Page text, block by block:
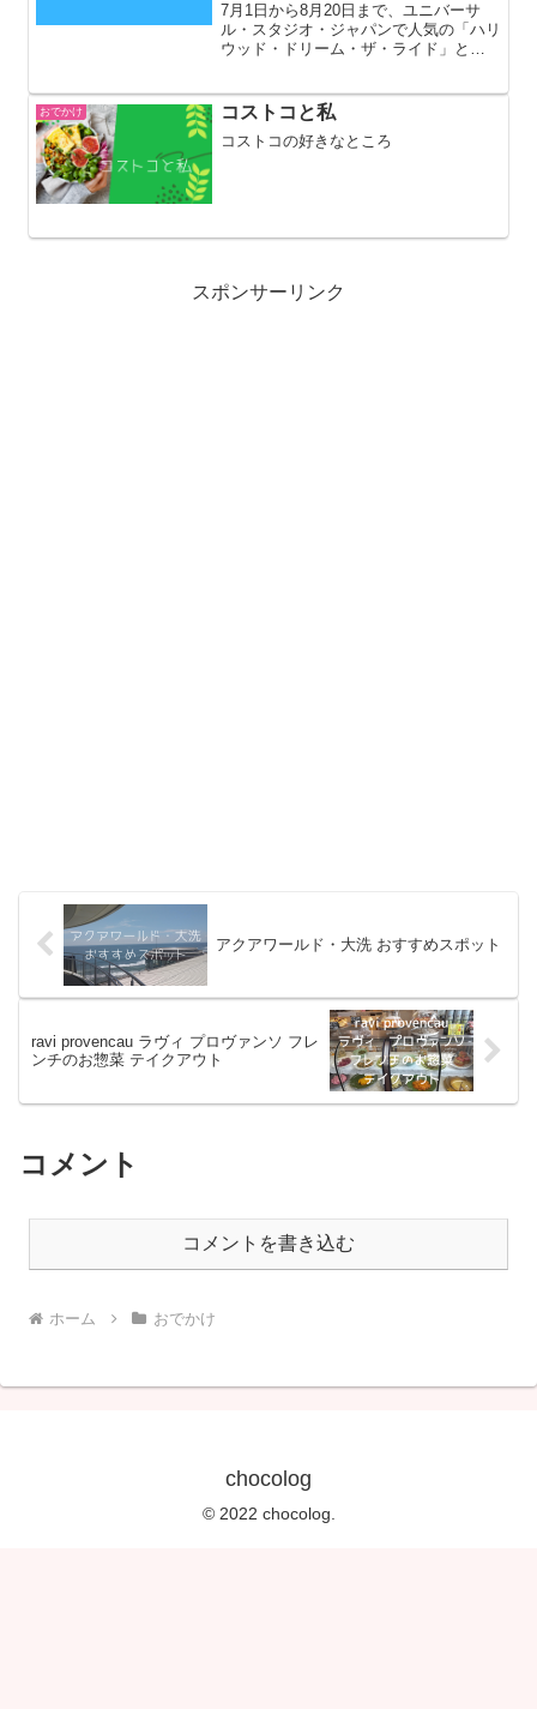
7月1日から8月20日まで、ユニバーサ
ル・スタジオ・ジャパンで人気の「ハリ
ウッド・ドリーム・ザ・ライド」と
ドリーム・ザ・ライド』が開催されま
す。『HY...
おでかけ コストコと私
コストコの好きなところ
スポンサーリンク
アクアワールド・大洗 おすすめスポット
ravi provencau ラヴィ プロヴァンソ フレ
ンチのお惣菜 テイクアウト
コメント
コメントを書き込む
ホーム おでかけ
chocolog
© 2022 chocolog.